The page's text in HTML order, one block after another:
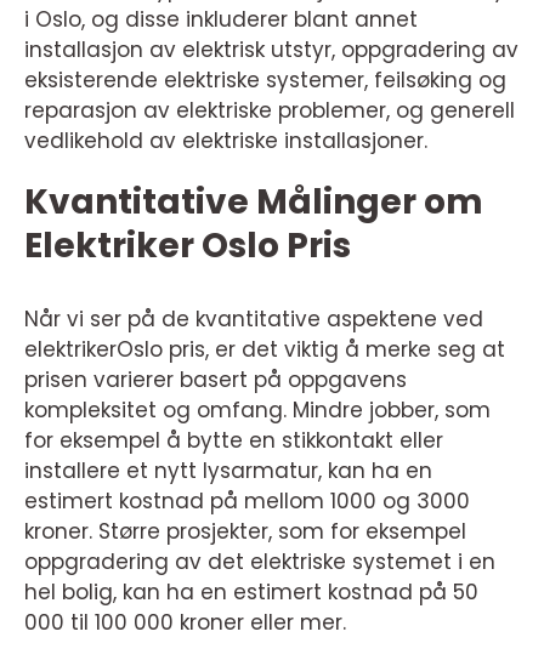
i Oslo, og disse inkluderer blant annet
installasjon av elektrisk utstyr, oppgradering av
eksisterende elektriske systemer, feilsøking og
reparasjon av elektriske problemer, og generell
vedlikehold av elektriske installasjoner.
Kvantitative Målinger om
Elektriker Oslo Pris
Når vi ser på de kvantitative aspektene ved
elektrikerOslo pris, er det viktig å merke seg at
prisen varierer basert på oppgavens
kompleksitet og omfang. Mindre jobber, som
for eksempel å bytte en stikkontakt eller
installere et nytt lysarmatur, kan ha en
estimert kostnad på mellom 1000 og 3000
kroner. Større prosjekter, som for eksempel
oppgradering av det elektriske systemet i en
hel bolig, kan ha en estimert kostnad på 50
000 til 100 000 kroner eller mer.